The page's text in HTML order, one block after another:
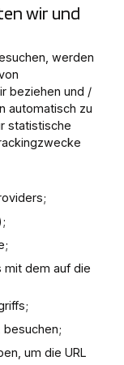
wir und
werden
beziehen und /
automatisch zu
statistische
mit dem auf die
besuchen;
um die URL